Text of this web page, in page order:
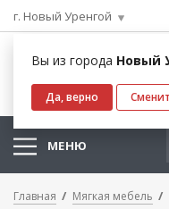
г. Новый Уренгой
Вы из города Новый
Да, верно
МЕНЮ
Главная Мягкая мебель